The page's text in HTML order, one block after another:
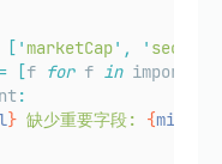
[ 'marketCap' , ' sector
= [f for f in
:
} 缺少重要字段: {